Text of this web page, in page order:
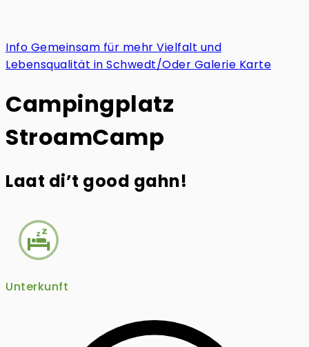
Info Gemeinsam für mehr Vielfalt und
Lebensqualität in Schwedt/Oder Galerie Karte
Campingplatz
StroamCamp
Laat di’t good gahn!
Unterkunft